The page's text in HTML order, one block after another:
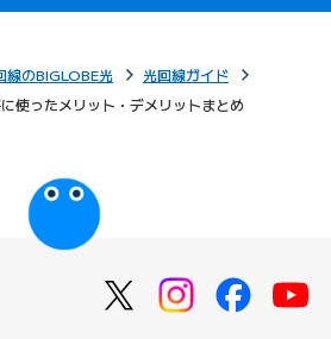
線のBIGLOBE光
光回線ガイド
使ったメリット・デメリットまとめ
きます）
びっぷるのページ